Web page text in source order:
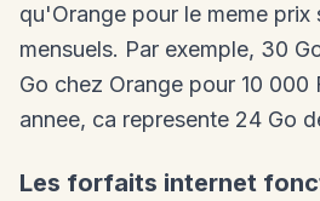
qu'Orange pour le meme prix
mensuels. Par exemple, 30
Go chez Orange pour 10 000
annee, ca represente 24 Go
Les forfaits internet